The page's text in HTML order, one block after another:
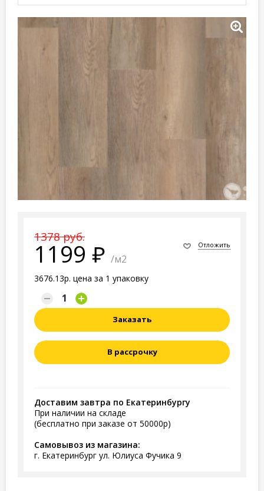
1378 руб.
1199 /м2
3676.13р. цена за 1 упаковку
Отложить
Заказать
В рассрочку
Доставим завтра по Екатеринбургу
При наличии на складе
(бесплатно при заказе от 50000р)
Самовывоз из магазина:
г. Екатеринбург ул. Юлиуса Фучика 9